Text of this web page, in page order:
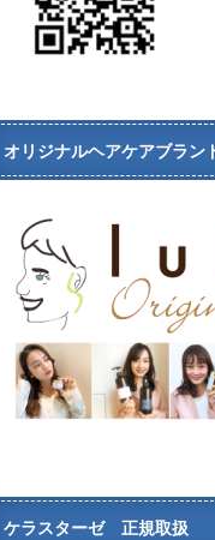
オリジナルヘアケアブラン
ケラスターゼ 正規取扱